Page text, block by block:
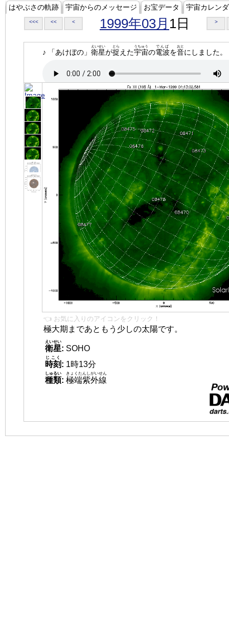
はやぶさの軌跡 宇宙からのメッセージ お宝データ 宇宙カレン
<<< << < 1999年03月 1日 >
♪ 「あけぼの」 衛星
えいせい
が捉
とら
えた宇宙
うちゅう
の電波
でんぱ
を音
おと
にしました。
👈 お気に入りのアイコンをクリック！
極大期まであともう少しの太陽です。
衛星
えいせい
: SOHO
時刻
じこく
: 1時13分
種類
しゅるい
: 極端紫外線
きょくたんしがいせん